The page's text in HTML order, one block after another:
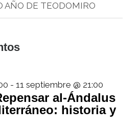
AÑO DE TEODOMIRO
- 11 septiembre @ 21:00
al-Ándalus
historia y